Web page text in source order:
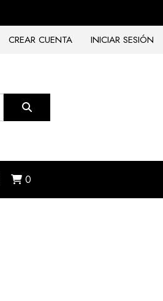
CREAR CUENTA INICIAR SESIÓN
0